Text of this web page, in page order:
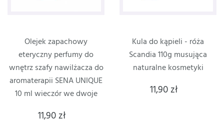
Olejek zapachowy
eteryczny perfumy do
wnętrz szafy nawilżacza do
aromaterapii SENA UNIQUE
10 ml wieczór we dwoje
11,90 zł
Kula do kąpieli - róża
Scandia 110g musująca
naturalne kosmetyki
11,90 zł